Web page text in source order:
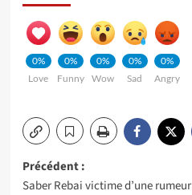
0%
Love
0%
Funny
0%
Wow
0%
Sad
0%
Angry
Navigation
Précédent :
Saber Rebai victime d’une rumeur